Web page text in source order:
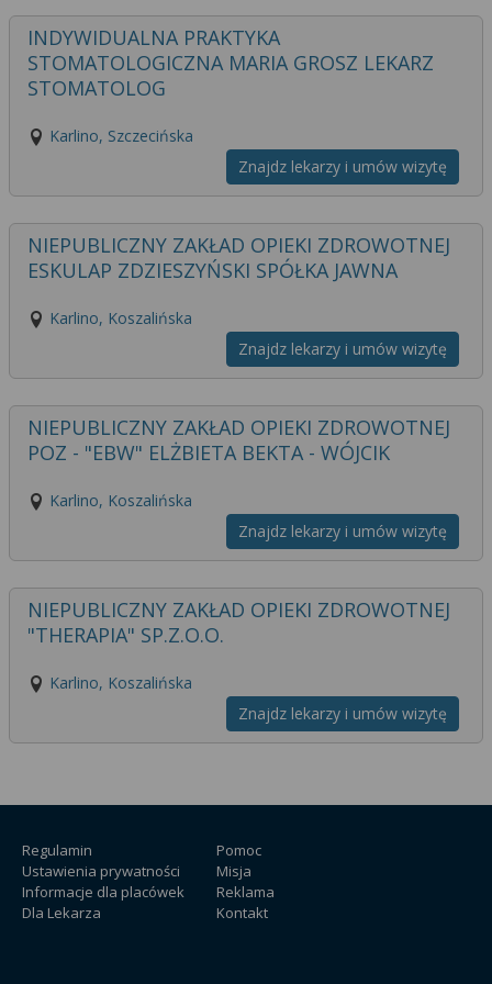
INDYWIDUALNA PRAKTYKA
STOMATOLOGICZNA MARIA GROSZ LEKARZ
STOMATOLOG
Karlino, Szczecińska
Znajdz lekarzy i umów wizytę
NIEPUBLICZNY ZAKŁAD OPIEKI ZDROWOTNEJ
ESKULAP ZDZIESZYŃSKI SPÓŁKA JAWNA
Karlino, Koszalińska
Znajdz lekarzy i umów wizytę
NIEPUBLICZNY ZAKŁAD OPIEKI ZDROWOTNEJ
POZ - "EBW" ELŻBIETA BEKTA - WÓJCIK
Karlino, Koszalińska
Znajdz lekarzy i umów wizytę
NIEPUBLICZNY ZAKŁAD OPIEKI ZDROWOTNEJ
"THERAPIA" SP.Z.O.O.
Karlino, Koszalińska
Znajdz lekarzy i umów wizytę
Regulamin
Ustawienia prywatności
Informacje dla placówek
Dla Lekarza
Pomoc
Misja
Reklama
Kontakt
możesz też wycofać zgodę na przetwarzanie Twoich
danych tylko w niektórych celach. Jeżeli chcesz
dowiedzieć się więcej lub chcesz przeprowadzić
za pomocą „Ustawień zaawansowanych”.
Więcej informacji na temat wykorzystywania
narzędzi zewnętrznych w naszym serwisie
znajdziesz w Regulaminie Serwisu.